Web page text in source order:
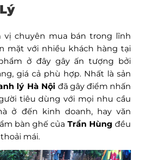
vị chuyên mua bán trong lĩnh
mặt với nhiều khách hàng tại
ở đây gây ấn tượng bởi
giá cả phù hợp. Nhất là sản
lý Hà Nội đã gây điểm nhấn
tiêu dùng với mọi nhu cầu
ở đến kinh doanh, hay văn
bàn ghế của Trần Hùngđều
mái.